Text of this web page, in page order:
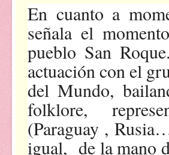
En cuanto a
señala el
pueblo San
actuación con el
del Mundo,
folklore,
(Paraguay ,
igual, de la mano